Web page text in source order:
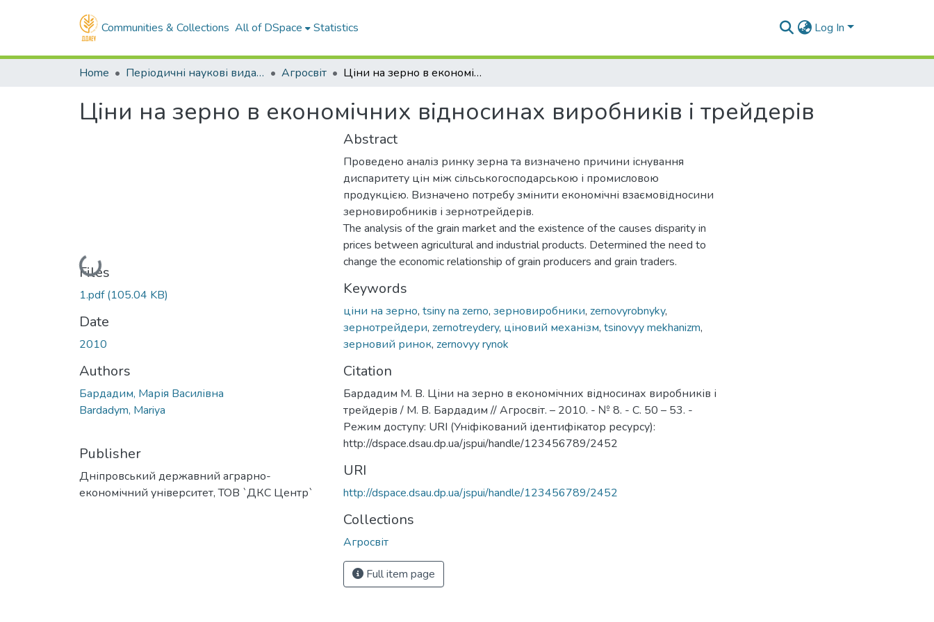
Communities & Collections All of DSpace Statistics Log In
Home Періодичні наукові видання ДДАЕУ Агросвіт Ціни на зерно в економічних відносинах виробників і трейдерів
Ціни на зерно в економічних відносинах виробників і трейдерів
Loading...
Files
1.pdf(105.04 KB)
Date
2010
Authors
Бардадим, Марія Василівна
Bardadym, Mariya
Publisher
Дніпровський державний аграрно-
економічний університет, ТОВ `ДКС Центр`
Abstract
Проведено аналіз ринку зерна та визначено причини існування
диспаритету цін між сільськогосподарською і промисловою
продукцією. Визначено потребу змінити економічні взаємовідносини
зерновиробників і зернотрейдерів.
The analysis of the grain market and the existence of the causes disparity in
prices between agricultural and industrial products. Determined the need to
change the economic relationship of grain producers and grain traders.
Keywords
ціни на зерно, tsiny na zerno, зерновиробники, zernovyrobnyky,
зернотрейдери, zernotreydery, ціновий механізм, tsinovyy mekhanizm,
зерновий ринок, zernovyy rynok
Citation
Бардадим М. В. Ціни на зерно в економічних відносинах виробників і
трейдерів / М. В. Бардадим // Агросвіт. – 2010. - № 8. - С. 50 – 53. -
Режим доступу: URI (Уніфікований ідентифікатор ресурсу):
http://dspace.dsau.dp.ua/jspui/handle/123456789/2452
URI
http://dspace.dsau.dp.ua/jspui/handle/123456789/2452
Collections
Агросвіт
Full item page